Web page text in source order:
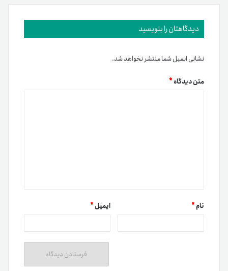
دیدگاهتان را بنویسید
نشانی ایمیل شما منتشر نخواهد شد.
متن دیدگاه*
نام* ایمیل*